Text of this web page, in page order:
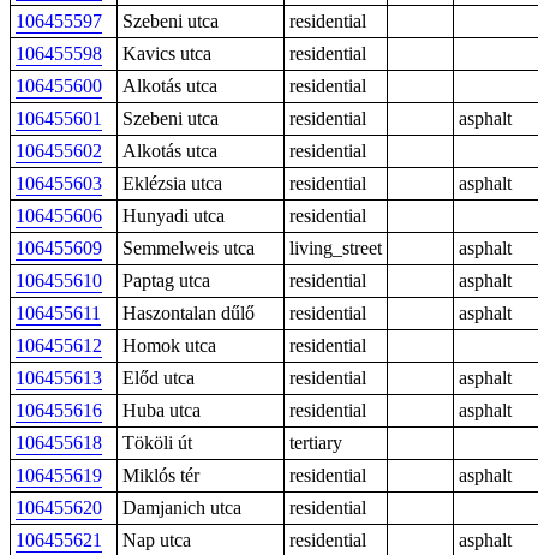
106455597
Szebeni utca
residential
106455598
Kavics utca
residential
106455600
Alkotás utca
residential
106455601
Szebeni utca residential
asphalt
106455602
Alkotás utca
residential
106455603
Eklézsia utca residential
asphalt
106455606
Hunyadi utca
residential
106455609
Semmelweis utca living_street
asphalt
106455610
Paptag utca residential
asphalt
106455611
Haszontalan dűlő residential
asphalt
106455612
Homok utca
residential
106455613
Előd utca residential
asphalt
106455616
Huba utca residential
asphalt
106455618
Tököli út
tertiary
106455619
Miklós tér residential
asphalt
106455620
Damjanich utca
residential
106455621
Nap utca residential
asphalt